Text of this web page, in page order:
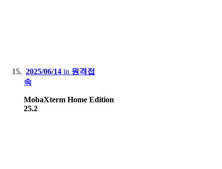
2025/06/14 in 원격접
속
MobaXterm Home Edition
25.2